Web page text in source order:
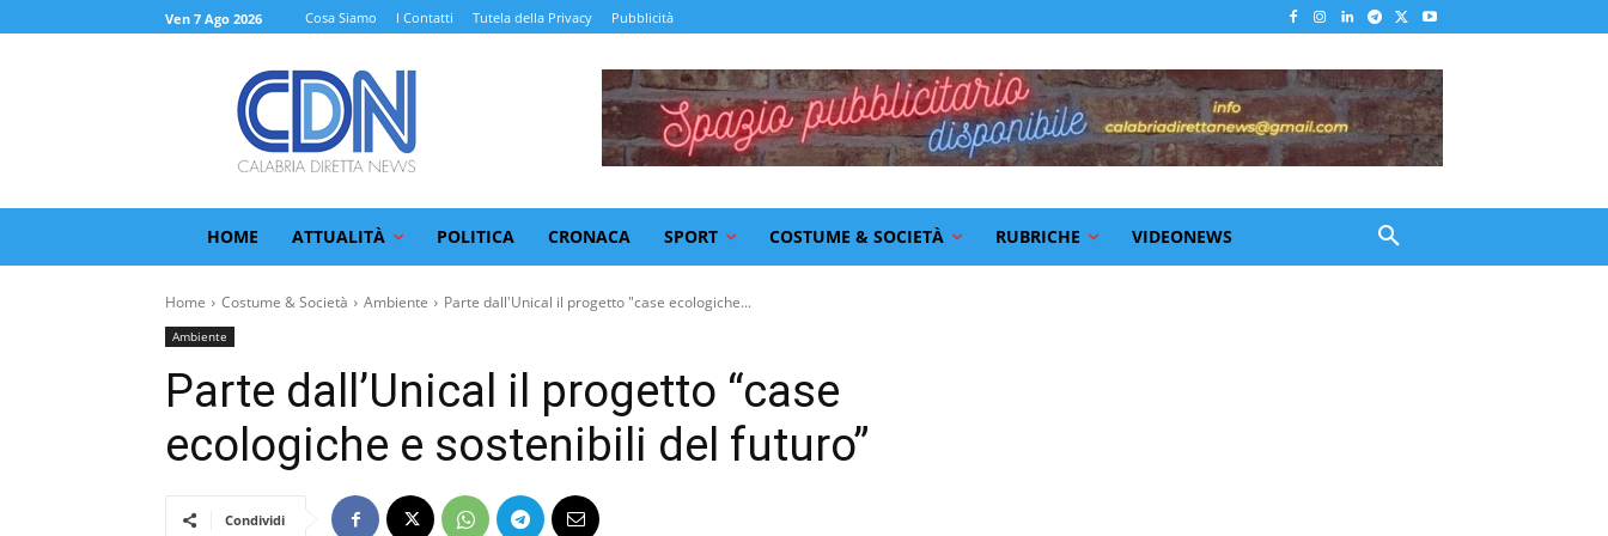
Ven 7 Ago 2026 Cosa Siamo I Contatti Tutela della Privacy Pubblicità
HOME ATTUALITÀ POLITICA CRONACA SPORT COSTUME & SOCIETÀ RUBRICHE VIDEONEWS
Home Costume & Società Ambiente Parte dall'Unical il progetto "case ecologiche...
Ambiente
Parte dall’Unical il progetto “case
ecologiche e sostenibili del futuro”
Condividi